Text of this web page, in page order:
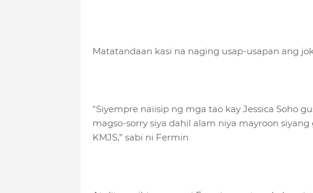
Matatandaan kasi na naging usap-usapan ang
"Siyempre naiisip ng mga tao kay Jessica Soho
magso-sorry siya dahil alam niya mayroon
KMJS,” sabi ni Fermin